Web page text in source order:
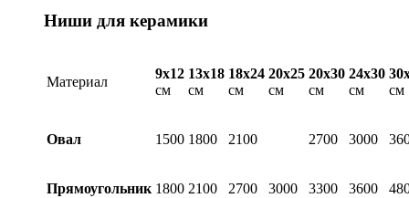
Ниши для керамики
Материал
9х12
см
13х18
см
18х24
см
20х25
см
20х30
см
24х30
см
см
Овал 1500 1800 2100 2700 3000
Прямоугольник 1800 2100 2700 3000 3300 3600